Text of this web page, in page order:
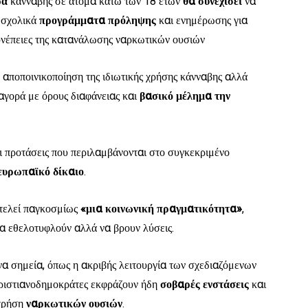
προγράμματα πρόληψηςκαι ενημέρωσης για
της κατανάλωσης ναρκωτικών ουσιών
της ιδιωτικής χρήσης κάνναβης αλλά
με όρους διαφάνειας καιβασικό μέλημα την
προτάσεις που περιλαμβάνονται στο συγκεκριμένο
δίκαιο.
παγκοσμίως«μια κοινωνική πραγματικότητα»,
εθελοτυφλούν αλλά να βρουν λύσεις.
σημεία, όπως η ακριβής λειτουργία των σχεδιαζόμενων
εκφράζουν ήδησοβαρέςενστάσειςκαι
ναρκωτικών ουσιών.